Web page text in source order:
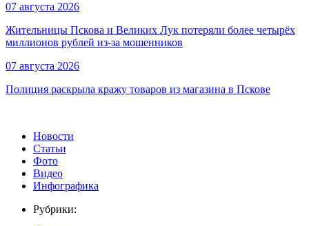
07 августа 2026
Жительницы Пскова и Великих Лук потеряли более четырёх
миллионов рублей из-за мошенников
07 августа 2026
Полиция раскрыла кражу товаров из магазина в Пскове
Новости
Статьи
Фото
Видео
Инфографика
Рубрики: